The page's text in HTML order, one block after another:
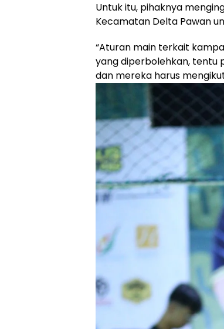
Untuk itu, pihaknya
Kecamatan Delta Pawan
“Aturan main terkait
yang diperbolehkan, tentu
dan mereka harus